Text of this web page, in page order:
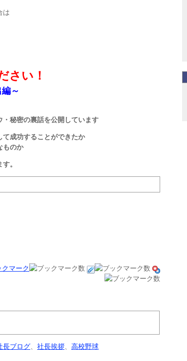
は
さい！
～
秘密の裏話を公開しています
て成功することができたか
ものか
。
長ブログ 社長挨拶 高校野球